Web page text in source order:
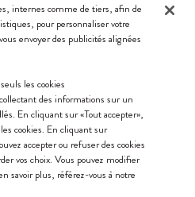
acceptons
de Moleskine Srl a socio unico
- REA MI 1945400 - Cap.
internes comme de tiers, afin de
pour personnaliser votre
envoyer des publicités alignées
les cookies
des informations sur un
En cliquant sur «Tout accepter»,
cookies. En cliquant sur
accepter ou refuser des cookies
vos choix. Vous pouvez modifier
savoir plus, référez-vous à notre